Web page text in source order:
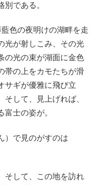
である。
色の夜明けの湖畔を走
光が射しこみ、その光
の光の束が湖面に金色
帯の上をカモたちが滑
サギが優雅に飛び立
して、見上げれば、
士の姿が。
）で見のがすのは
そして、この地を訪れ